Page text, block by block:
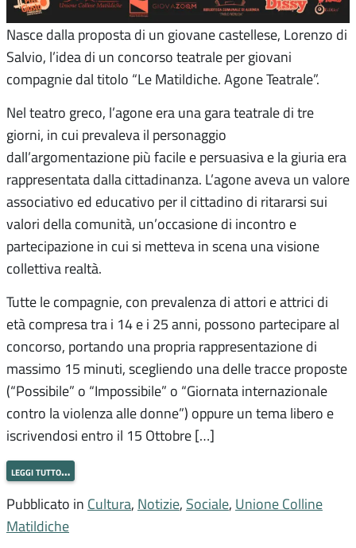
Nasce dalla proposta di un giovane castellese, Lorenzo di
Salvio, l’idea di un concorso teatrale per giovani
compagnie dal titolo “Le Matildiche. Agone Teatrale”.
Nel teatro greco, l’agone era una gara teatrale di tre
giorni, in cui prevaleva il personaggio
dall’argomentazione più facile e persuasiva e la giuria era
rappresentata dalla cittadinanza. L’agone aveva un valore
associativo ed educativo per il cittadino di ritararsi sui
valori della comunità, un’occasione di incontro e
partecipazione in cui si metteva in scena una visione
collettiva realtà.
Tutte le compagnie, con prevalenza di attori e attrici di
età compresa tra i 14 e i 25 anni, possono partecipare al
concorso, portando una propria rappresentazione di
massimo 15 minuti, scegliendo una delle tracce proposte
(“Possibile” o “Impossibile” o “Giornata internazionale
contro la violenza alle donne”) oppure un tema libero e
iscrivendosi entro il 15 Ottobre […]
leggi tutto…
Pubblicato in Cultura, Notizie, Sociale, Unione Colline
Matildiche